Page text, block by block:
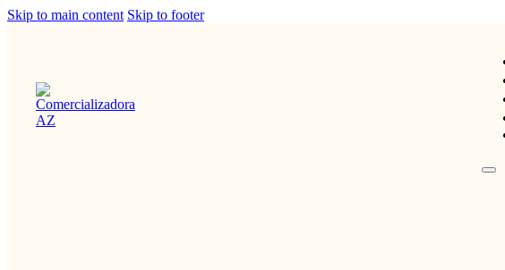
Skip to main content Skip to footer